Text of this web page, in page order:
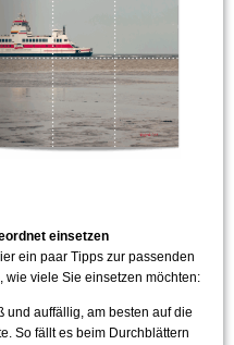
einsetzen
ein paar Tipps zur passenden
viele Sie einsetzen möchten:
und auffällig, am besten auf die
So fällt es beim Durchblättern